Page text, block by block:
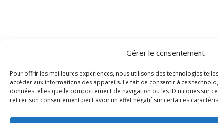
Gérer le consentement
Pour offrir les meilleures expériences, nous utilisons des technologies
accéder aux informations des appareils. Le fait de consentir à ces
données telles que le comportement de navigation ou les ID uniques sur
retirer son consentement peut avoir un effet négatif sur certaines